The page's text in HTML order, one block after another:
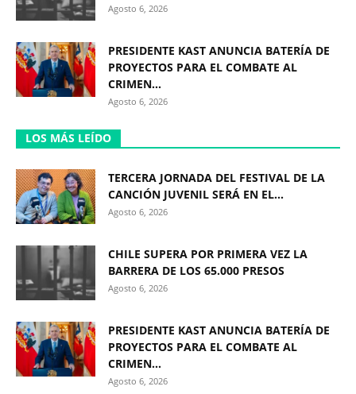
Agosto 6, 2026
PRESIDENTE KAST ANUNCIA BATERÍA DE
PROYECTOS PARA EL COMBATE AL
CRIMEN...
Agosto 6, 2026
LOS MÁS LEÍDO
TERCERA JORNADA DEL FESTIVAL DE LA
CANCIÓN JUVENIL SERÁ EN EL...
Agosto 6, 2026
CHILE SUPERA POR PRIMERA VEZ LA
BARRERA DE LOS 65.000 PRESOS
Agosto 6, 2026
PRESIDENTE KAST ANUNCIA BATERÍA DE
PROYECTOS PARA EL COMBATE AL
CRIMEN...
Agosto 6, 2026